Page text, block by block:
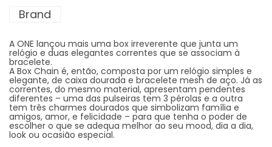
Brand
A ONE lançou mais uma box irreverente que junta um
relógio e duas elegantes correntes que se associam à
bracelete.
A Box Chain é, então, composta por um relógio simples e
elegante, de caixa dourada e bracelete mesh de aço. Já as
correntes, do mesmo material, apresentam pendentes
diferentes – uma das pulseiras tem 3 pérolas e a outra
tem três charmes dourados que simbolizam família e
amigos, amor, e felicidade – para que tenha o poder de
escolher o que se adequa melhor ao seu mood, dia a dia,
look ou ocasião especial.